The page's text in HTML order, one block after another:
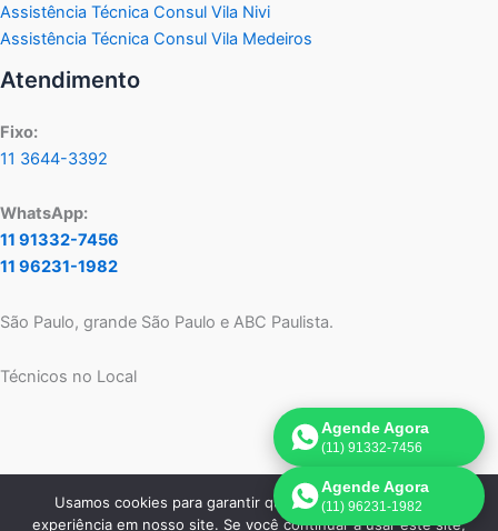
Assistência Técnica Consul Vila Nivi
Assistência Técnica Consul Vila Medeiros
Atendimento
Fixo:
11 3644-3392
WhatsApp:
11 91332-7456
11 96231-1982
São Paulo, grande São Paulo e ABC Paulista.
Técnicos no Local
Copyright © 2026 Assistência Técnica Consul SP | Criado por:
Agende Agora
(11) 91332-7456
Agende Agora
(11) 96231-1982
Usamos cookies para garantir que oferecemos a melhor
experiência em nosso site. Se você continuar a usar este site,